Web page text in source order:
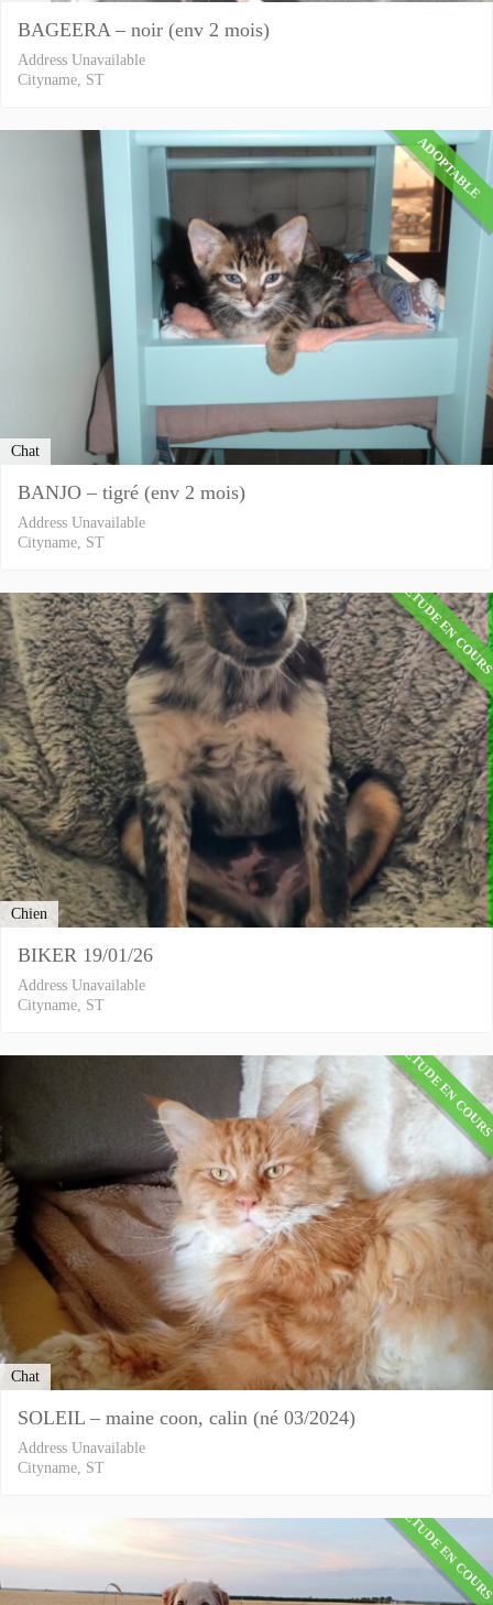
BAGEERA – noir (env 2 mois)
Address Unavailable
Cityname, ST
ADOPTABLE
Chat
BANJO – tigré (env 2 mois)
Address Unavailable
Cityname, ST
ETUDE EN
Chien
BIKER 19/01/26
Address Unavailable
Cityname, ST
ETUDE EN
Chat
SOLEIL – maine coon, calin (né 03/2024)
Address Unavailable
Cityname, ST
ETUDE EN